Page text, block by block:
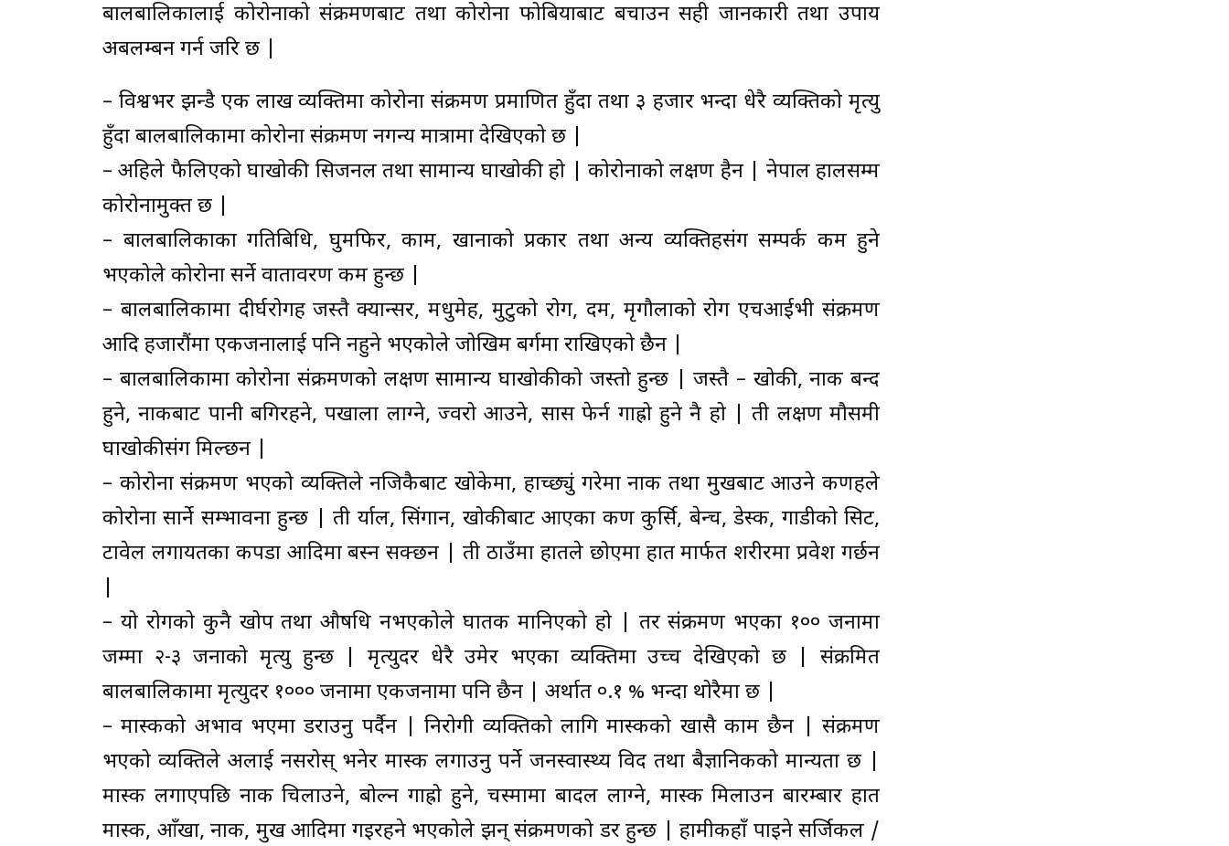
बालबालिकालाई कोरोनाको संक्रमणबाट तथा कोरोना फोबियाबाट बचाउन सही जानकारी तथा उपाय
अबलम्बन गर्न जरुरि छ |
– विश्वभर झन्डै एक लाख व्यक्तिमा कोरोना संक्रमण प्रमाणित हुँदा तथा ३ हजार भन्दा धेरै व्यक्तिको मृत्यु
हुँदा बालबालिकामा कोरोना संक्रमण नगन्य मात्रामा देखिएको छ |
– अहिले फैलिएको रुघाखोकी सिजनल तथा सामान्य रुघाखोकी हो | कोरोनाको लक्षण हैन | नेपाल हालसम्म
कोरोनामुक्त छ |
– बालबालिकाका गतिबिधि, घुमफिर, काम, खानाको प्रकार तथा अन्य व्यक्तिहरुसंग सम्पर्क कम हुने
भएकोले कोरोना सर्ने वातावरण कम हुन्छ |
– बालबालिकामा दीर्घरोगहरु जस्तै क्यान्सर, मधुमेह, मुटुको रोग, दम, मृगौलाको रोग एचआईभी संक्रमण
आदि हजारौंमा एकजनालाई पनि नहुने भएकोले जोखिम बर्गमा राखिएको छैन |
– बालबालिकामा कोरोना संक्रमणको लक्षण सामान्य रुघाखोकीको जस्तो हुन्छ | जस्तै – खोकी, नाक बन्द
हुने, नाकबाट पानी बगिरहने, पखाला लाग्ने, ज्वरो आउने, सास फेर्न गाह्रो हुने नै हो | ती लक्षण मौसमी
रुघाखोकीसंग मिल्छन |
– कोरोना संक्रमण भएको व्यक्तिले नजिकैबाट खोकेमा, हाच्छ्युं गरेमा नाक तथा मुखबाट आउने कणहरुले
कोरोना सार्ने सम्भावना हुन्छ | ती र्याल, सिंगान, खोकीबाट आएका कण कुर्सि, बेन्च, डेस्क, गाडीको सिट,
टावेल लगायतका कपडा आदिमा बस्न सक्छन | ती ठाउँमा हातले छोएमा हात मार्फत शरीरमा प्रवेश गर्छन
– यो रोगको कुनै खोप तथा औषधि नभएकोले घातक मानिएको हो | तर संक्रमण भएका १०० जनामा
जम्मा २-३ जनाको मृत्यु हुन्छ | मृत्युदर धेरै उमेर भएका व्यक्तिमा उच्च देखिएको छ | संक्रमित
बालबालिकामा मृत्युदर १००० जनामा एकजनामा पनि छैन | अर्थात ०.१ % भन्दा थोरैमा छ |
– मास्कको अभाव भएमा डराउनु पर्दैन | निरोगी व्यक्तिको लागि मास्कको खासै काम छैन | संक्रमण
भएको व्यक्तिले अरुलाई नसरोस् भनेर मास्क लगाउनु पर्ने जनस्वास्थ्य विद तथा बैज्ञानिकको मान्यता छ |
मास्क लगाएपछि नाक चिलाउने, बोल्न गाह्रो हुने, चस्मामा बादल लाग्ने, मास्क मिलाउन बारम्बार हात
मास्क, आँखा, नाक, मुख आदिमा गइरहने भएकोले झन् संक्रमणको डर हुन्छ | हामीकहाँ पाइने सर्जिकल /